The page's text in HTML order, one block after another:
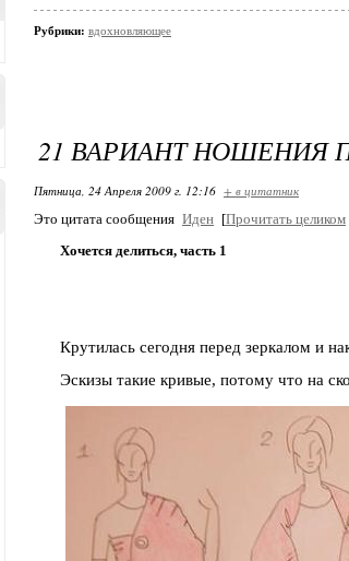
Рубрики: вдохновляющее
21 ВАРИАНТ НОШЕНИЯ
Пятница, 24 Апреля 2009 г. 12:16 + в цитатник
Это цитата сообщения Иден [Прочитать целиком
Хочется делиться, часть 1
Крутилась сегодня перед зеркалом и
Эскизы такие кривые, потому что на